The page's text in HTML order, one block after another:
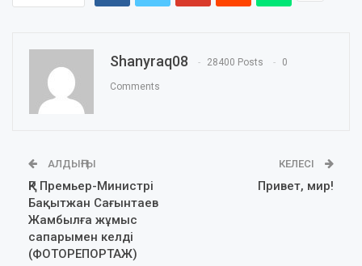
Shanyraq08 28400 Posts 0
Comments
АЛДЫҢҒЫ
ҚР Премьер-Министрі
Бақытжан Сағынтаев
Жамбылға жұмыс
сапарымен келді
(ФОТОРЕПОРТАЖ)
КЕЛЕСІ
Привет, мир!